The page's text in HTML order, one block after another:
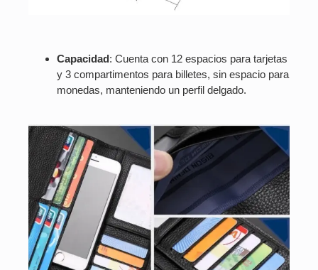
Capacidad: Cuenta con 12 espacios para tarjetas
y 3 compartimentos para billetes, sin espacio para
monedas, manteniendo un perfil delgado.